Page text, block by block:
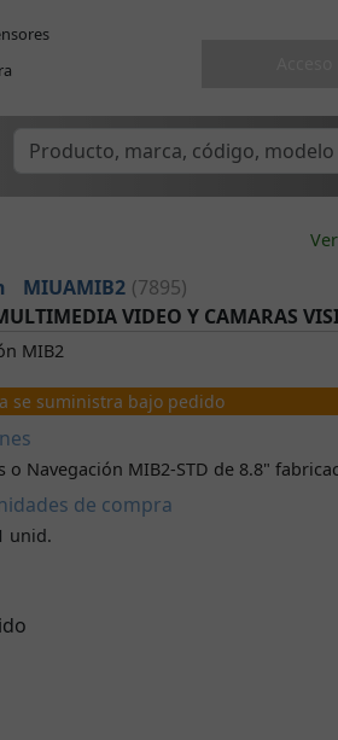
MIUAMIB2 (7895)
VIDEO Y CAMARAS
MIB2
se suministra bajo pedido
o Navegación MIB2-STD de 8.8"
de compra
unid.